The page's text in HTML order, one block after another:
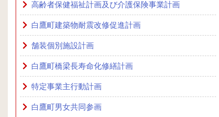
高齢者保健福祉計画及び介護保険事業計画
白鷹町建築物耐震改修促進計画
舗装個別施設計画
白鷹町橋梁長寿命化修繕計画
特定事業主行動計画
白鷹町男女共同参画